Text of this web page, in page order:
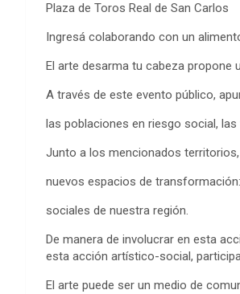
Plaza de Toros Real de San Carlos
Ingresá colaborando con un
El arte desarma tu cabeza propone
A través de este evento público,
las poblaciones en riesgo social,
Junto a los mencionados
nuevos espacios de
sociales de nuestra región.
De manera de involucrar en esta
esta acción artístico-social,
El arte puede ser un medio de